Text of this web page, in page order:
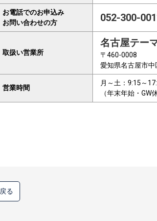
お電話でのお申込み
お問い合わせの方
052-300-
取扱い営業所
名古屋テー
〒460-0008
愛知県名古屋市
営業時間
月～土：9:15～
（年末年始・GW
戻る